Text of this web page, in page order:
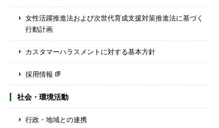
女性活躍推進法および次世代育成支援対策推進法に基づく
行動計画
カスタマーハラスメントに対する基本方針
採用情報
社会・環境活動
行政・地域との連携